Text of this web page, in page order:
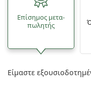
Επίσημος μετα­
πωλητής
Είμαστε